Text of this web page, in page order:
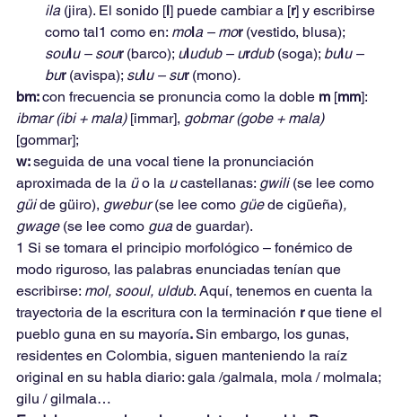
ila (jira). El sonido [l] puede cambiar a [r] y escribirse
como tal1 como en: mola – mor (vestido, blusa);
soulu – sour (barco); uludub – urdub (soga); bulu –
bur (avispa); sulu – sur (mono).
bm: con frecuencia se pronuncia como la doble m [mm]:
ibmar (ibi + mala) [immar], gobmar (gobe + mala)
[gommar];
w: seguida de una vocal tiene la pronunciación
aproximada de la ü o la u castellanas: gwili (se lee como
güi de güiro), gwebur (se lee como güe de cigüeña),
gwage (se lee como gua de guardar).
1 Si se tomara el principio morfológico – fonémico de
modo riguroso, las palabras enunciadas tenían que
escribirse: mol, sooul, uldub. Aquí, tenemos en cuenta la
trayectoria de la escritura con la terminación r que tiene el
pueblo guna en su mayoría. Sin embargo, los gunas,
residentes en Colombia, siguen manteniendo la raíz
original en su habla diario: gala /galmala, mola / molmala;
gilu / gilmala…